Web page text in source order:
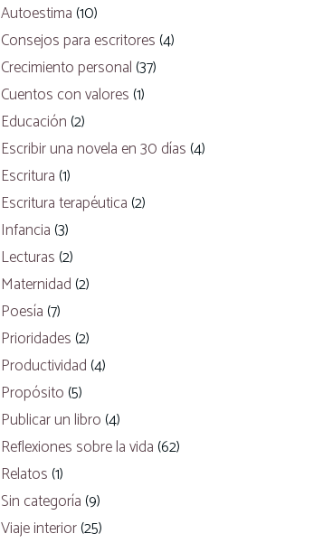
Autoestima (10)
Consejos para escritores (4)
Crecimiento personal (37)
Cuentos con valores (1)
Educación (2)
Escribir una novela en 30 días (4)
Escritura (1)
Escritura terapéutica (2)
Infancia (3)
Lecturas (2)
Maternidad (2)
Poesía (7)
Prioridades (2)
Productividad (4)
Propósito (5)
Publicar un libro (4)
Reflexiones sobre la vida (62)
Relatos (1)
Sin categoría (9)
Viaje interior(25)